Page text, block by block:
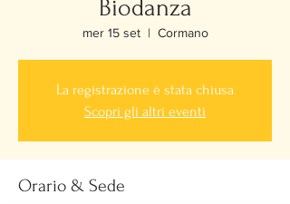
Biodanza
mer 15 set
  |
Cormano
La registrazione è stata chiusa
Scopri gli altri eventi
Orario & Sede